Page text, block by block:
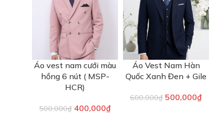
Áo vest nam cưới màu
hồng 6 nút ( MSP-
HCR)
500,000₫ 400,000₫
Áo Vest Nam Hàn
Quốc Xanh Đen + Gile
600,000₫ 500,000₫